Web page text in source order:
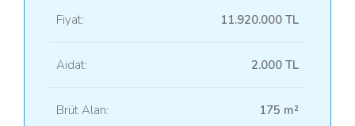
Fiyat: 11.920.000 TL
Aidat: 2.000 TL
Brüt Alan: 175 m²